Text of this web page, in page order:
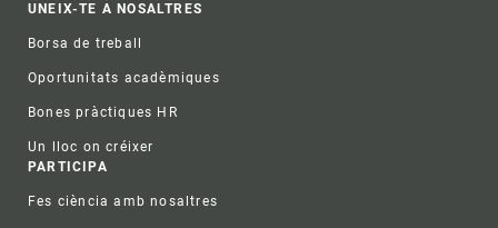
UNEIX-TE A NOSALTRES
Borsa de treball
Oportunitats acadèmiques
Bones pràctiques HR
Un lloc on créixer
PARTICIPA
Fes ciència amb nosaltres